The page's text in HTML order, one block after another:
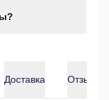
Доставка Отзывы